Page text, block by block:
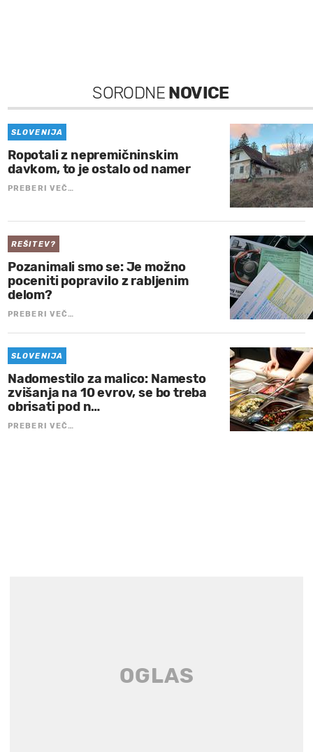
SORODNE NOVICE
SLOVENIJA
Ropotali z nepremičninskim
davkom, to je ostalo od namer
PREBERI VEČ…
REŠITEV?
Pozanimali smo se: Je možno
poceniti popravilo z rabljenim
delom?
PREBERI VEČ…
SLOVENIJA
Nadomestilo za malico: Namesto
zvišanja na 10 evrov, se bo treba
obrisati pod n…
PREBERI VEČ…